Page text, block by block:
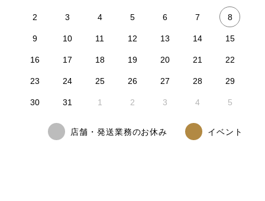
2 3 4 5 6 7 8
9 10 11 12 13 14 15
16 17 18 19 20 21 22
23 24 25 26 27 28 29
30 31 1 2 3 4 5
店舗・発送業務のお休み イベント